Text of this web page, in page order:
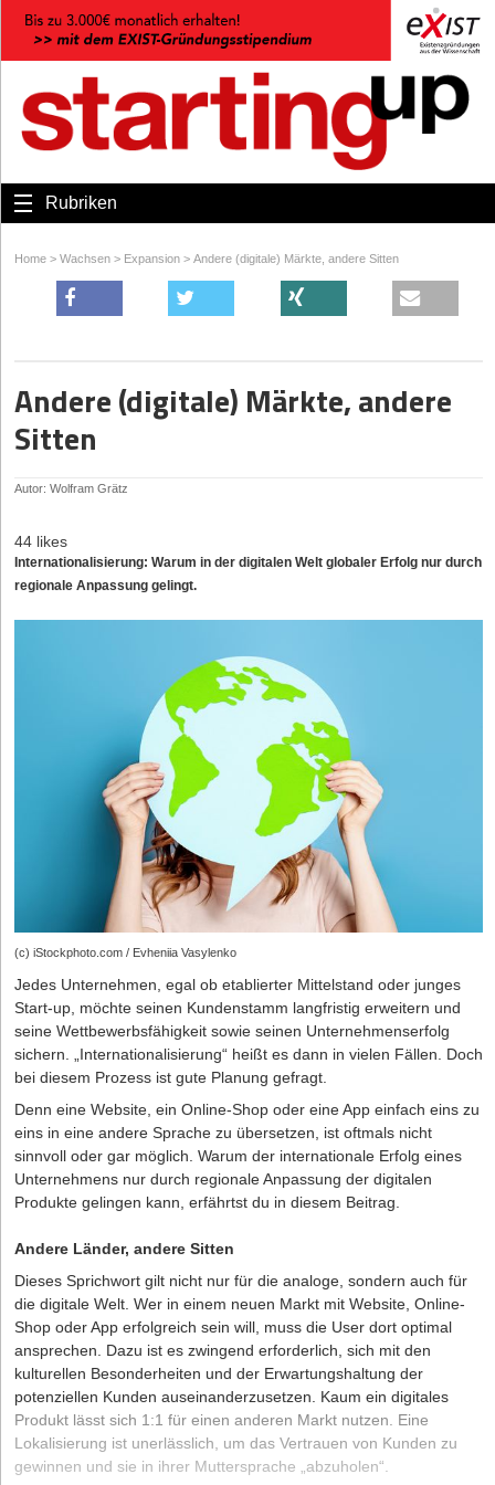
Rubriken
Home > Wachsen > Expansion > Andere (digitale) Märkte, andere Sitten
Andere (digitale) Märkte, andere
Sitten
Autor: Wolfram Grätz
44 likes
Internationalisierung: Warum in der digitalen Welt globaler Erfolg nur durch
regionale Anpassung gelingt.
(c) iStockphoto.com / Evheniia Vasylenko
Jedes Unternehmen, egal ob etablierter Mittelstand oder junges
Start-up, möchte seinen Kundenstamm langfristig erweitern und
seine Wettbewerbsfähigkeit sowie seinen Unternehmenserfolg
sichern. „Internationalisierung“ heißt es dann in vielen Fällen. Doch
bei diesem Prozess ist gute Planung gefragt.
Denn eine Website, ein Online-Shop oder eine App einfach eins zu
eins in eine andere Sprache zu übersetzen, ist oftmals nicht
sinnvoll oder gar möglich. Warum der internationale Erfolg eines
Unternehmens nur durch regionale Anpassung der digitalen
Produkte gelingen kann, erfährtst du in diesem Beitrag.
Andere Länder, andere Sitten
Dieses Sprichwort gilt nicht nur für die analoge, sondern auch für
die digitale Welt. Wer in einem neuen Markt mit Website, Online-
Shop oder App erfolgreich sein will, muss die User dort optimal
ansprechen. Dazu ist es zwingend erforderlich, sich mit den
kulturellen Besonderheiten und der Erwartungshaltung der
potenziellen Kunden auseinanderzusetzen. Kaum ein digitales
Produkt lässt sich 1:1 für einen anderen Markt nutzen. Eine
Lokalisierung ist unerlässlich, um das Vertrauen von Kunden zu
gewinnen und sie in ihrer Muttersprache „abzuholen“.